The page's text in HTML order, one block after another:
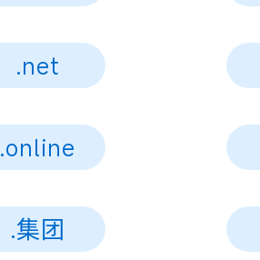
.net
.online
.集团